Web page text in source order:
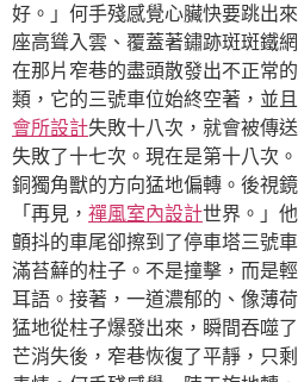
好。」何手殘感覺心臟快要跳出
座高聳入雲、覆蓋著鏽跡斑斑鐵
在那片窄巷的盡頭散發出不正常
類，它的三號車位始終空著，並
會所設計失敗十八次，就會被傳
失敗了十七次。現在是第十八次
銅獨角獸的方向猛地偏轉。後視
「再見， 禪風室內設計世界。」
顫抖的車尾卻擦到了停車塔三號
滿苔蘚的柱子。不是撞擊，而是
耳語。接著，一道濃郁的、像薄
猛地從柱子爆發出來，瞬間吞噬
芒消失後，窄巷恢復了平靜，只